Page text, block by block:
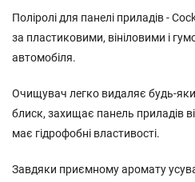
Поліролі для панелі приладів -
за пластиковими, вініловими і
автомобіля.
Очищувач легко видаляє будь-
блиск, захищає панель приладів
має гідрофобні властивості.
Завдяки приємному аромату